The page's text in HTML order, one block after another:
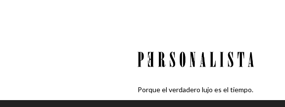
Porque el verdadero lujo es el tiempo.